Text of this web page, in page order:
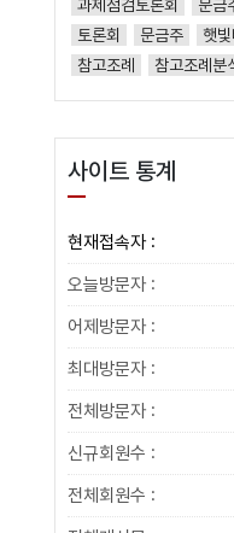
과제점검토론회
문금
토론회
문금주
햇
참고조례
참고조례분
사이트 통계
현재접속자 :
오늘방문자 :
어제방문자 :
최대방문자 :
전체방문자 :
신규회원수 :
전체회원수 :